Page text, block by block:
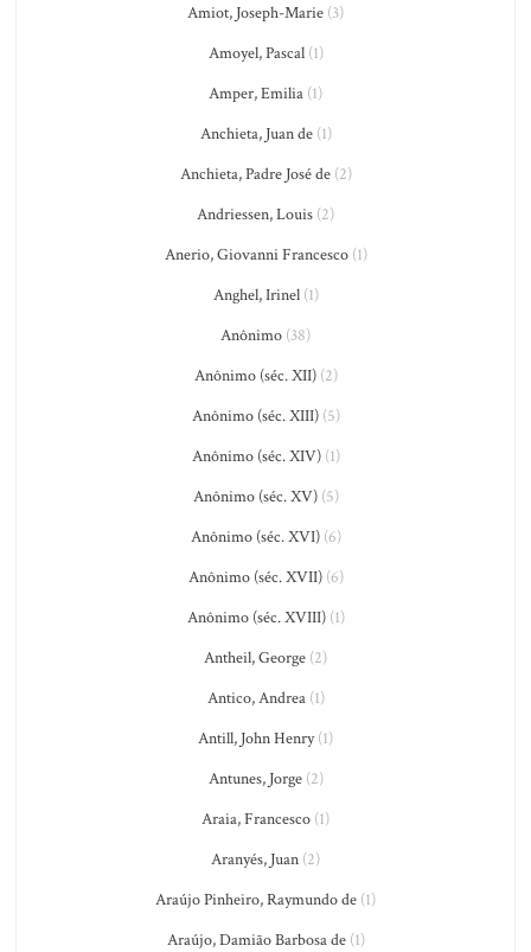
Amiot, Joseph-Marie (3)
Amoyel, Pascal(1)
Amper, Emilia (1)
Anchieta, Juan de(1)
Anchieta, Padre José de(2)
Andriessen, Louis (2)
Anerio, Giovanni Francesco(1)
Anghel, Irinel(1)
Anônimo (38)
Anônimo (séc. XII)(2)
Anônimo (séc. XIII)(5)
Anônimo (séc. XIV)(1)
Anônimo (séc. XV)(5)
Anônimo (séc. XVI)(6)
Anônimo (séc. XVII)(6)
Anônimo (séc. XVIII)(1)
Antheil, George (2)
Antico, Andrea(1)
Antill, John Henry(1)
Antunes, Jorge(2)
Araia, Francesco (1)
Aranyés, Juan (2)
Araújo Pinheiro, Raymundo de (1)
Araújo, Damião Barbosa de(1)